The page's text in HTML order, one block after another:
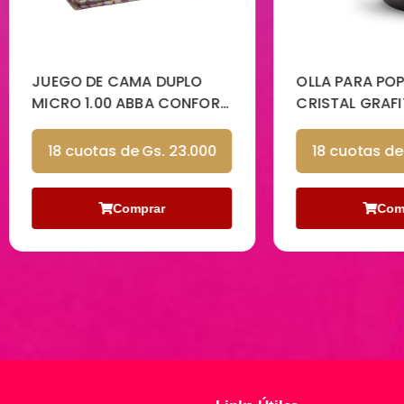
DE CAMA DUPLO
1.00 ABBA CONFORT
BEDIGO
cuotas de Gs. 23.000
Comprar
OLLA PARA POPORAO
CRISTAL GRAFITE MTA
18 cuotas de Gs.
Comprar